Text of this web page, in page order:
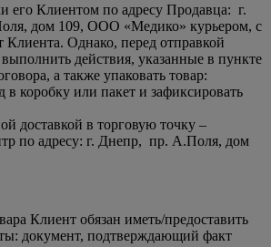
его Клиентом по адресу Продавца: г.
дом 109, ООО «Медико» курьером, с
Клиента. Однако, перед отправкой
действия, указанные в пункте
а также упаковать товар:
в коробку или пакет и зафиксировать
доставкой в торговую точку –
по адресу: г. Днепр, пр. А.Поля, дом
Клиент обязан иметь/предоставить
документ, подтверждающий факт